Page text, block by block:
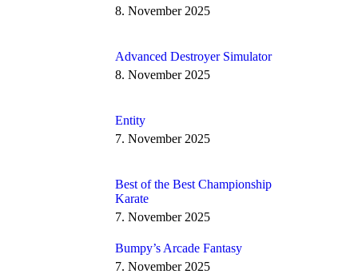
8. November 2025
Advanced Destroyer Simulator
8. November 2025
Entity
7. November 2025
Best of the Best Championship
Karate
7. November 2025
Bumpy’s Arcade Fantasy
7. November 2025